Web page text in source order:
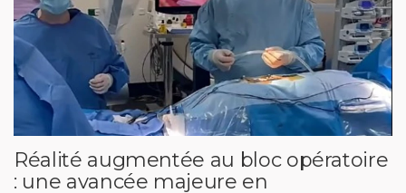
Réalité augmentée au bloc opératoire
: une avancée majeure en